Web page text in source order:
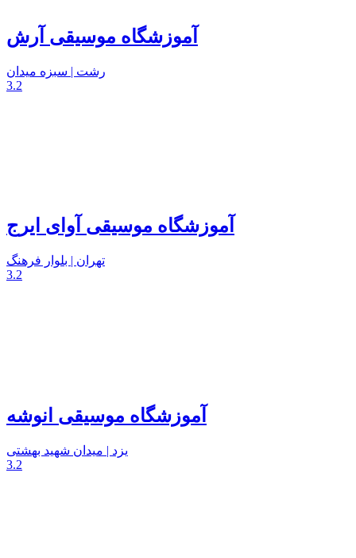
آموزشگاه موسیقی آرش
رشت | سبزه میدان
3.2
آموزشگاه موسیقی آوای ایرج
تهران | بلوار فرهنگ
3.2
آموزشگاه موسیقی انوشه
یزد | میدان شهید بهشتی
3.2